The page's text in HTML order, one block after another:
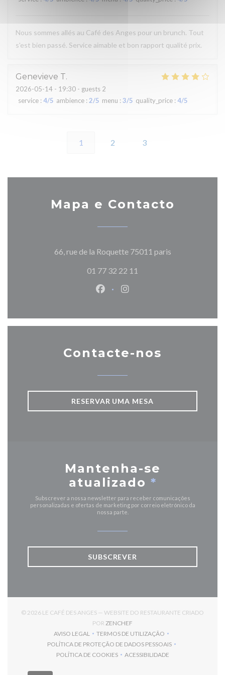
Nous sommes allés au Café des Anges pour un brunch. Tout
s'est bien passé. Service aimable et bon rapport qualité prix.
Genevieve T
2026-05-14 - 19:30 - guests 2
service : 4/5 ambience : 2/5 menu : 3/5 quality_price :4/5
1 2 3
Mapa e Contacto
66, rue de la Roquette 75011 paris((abre numa
01 77 32 22 11
Facebook ((abre numa nova
Instagram ((abre numa
Contacte-nos
RESERVAR UMA MESA
Mantenha-se
atualizado *
Subscrever a nossa newsletter para receber comunicações
personalizadas e ofertas de marketing por correio eletrónico da
nossa parte.
SUBSCREVER
© 2026 LE CAFÉ DES ANGES — WEBSITE DO RESTAURANTE CRIADO
POR ZENCHEF
AVISO LEGAL
((ABRE NUMA NOVA JANELA))
TERMOS DE UTILIZAÇÃO
((ABRE NUMA NOVA JANELA))
POLÍTICA DE PROTEÇÃO DE DADOS PESSOAIS
((ABRE NUMA NOVA JANELA))
POLÍTICA DE COOKIES
((ABRE NUMA NOVA JANELA))
ACESSIBILIDADE
((ABRE NUMA NOVA